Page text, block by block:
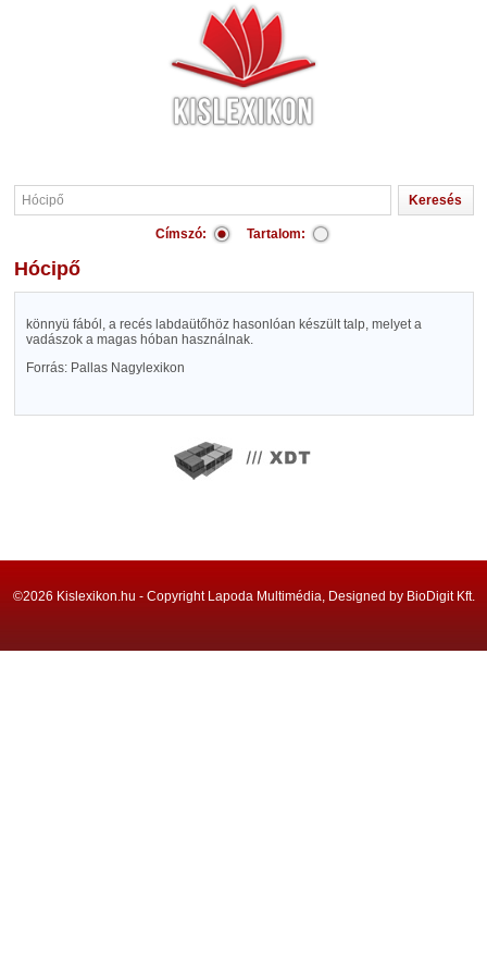
Címszó: Tartalom:
Hócipő
könnyü fából, a recés labdaütőhöz hasonlóan készült talp, melyet a
vadászok a magas hóban használnak.
Forrás: Pallas Nagylexikon
©2026 Kislexikon.hu - Copyright Lapoda Multimédia, Designed by BioDigit Kft.